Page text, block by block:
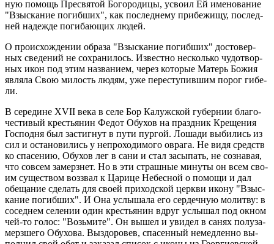
ную по­мощь Пре­свя­той Бо­го­ро­ди­цы, усво­ил Ей име­но­ва­ние
"Взыс­ка­ние по­гиб­ших", как по­след­не­му при­бе­жи­щу, по­след­
ней на­деж­де по­ги­ба­ю­щих лю­дей.
О про­ис­хож­де­нии об­ра­за "Взыс­ка­ние по­гиб­ших" до­сто­вер­
ных све­де­ний не со­хра­ни­лось. Из­вест­но несколь­ко чу­до­твор­
ных икон под этим на­зва­ни­ем, через ко­то­рые Ма­терь Бо­жия
яв­ля­ла Свою ми­лость лю­дям, уже пе­ре­сту­пив­шим по­рог ги­бе­
ли.
В се­ре­дине XVII ве­ка в се­ле Бор Ка­луж­ской гу­бер­нии бла­го­
че­сти­вый кре­стья­нин Фе­дот Обу­хов на празд­ник Кре­ще­ния
Гос­под­ня был за­стиг­нут в пу­ти пур­гой. Ло­ша­ди вы­би­лись из
сил и оста­но­ви­лись у непро­хо­ди­мо­го овра­га. Не ви­дя средств
ко спа­се­нию, Обу­хов лег в са­ни и стал за­сы­пать, не со­зна­вая,
что со­всем за­мерзнет. Но в эти страш­ные ми­ну­ты он всем сво­
им су­ще­ством воз­звал к Ца­ри­це Небес­ной о по­мо­щи и дал
обе­ща­ние сде­лать для сво­ей при­ход­ской церк­ви ико­ну "Взыс­
ка­ние по­гиб­ших". И Она услы­ша­ла его сер­деч­ную мо­лит­ву: в
со­сед­нем се­ле­нии один кре­стья­нин вдруг услы­шал под ок­ном
чей-то го­лос: "Возь­ми­те". Он вы­шел и уви­дел в са­нях по­лу­за­
мерз­ше­го Обу­хо­ва. Вы­здо­ро­вев, спа­сен­ный немед­лен­но вы­